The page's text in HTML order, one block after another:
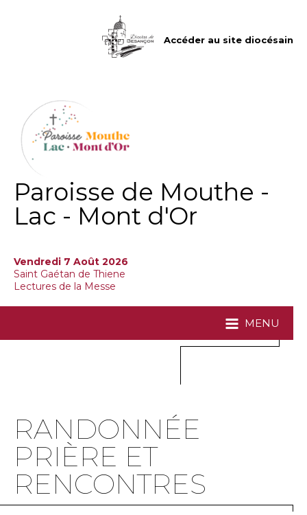
Accéder au site diocésain
Paroisse de Mouthe -
Lac - Mont d'Or
Vendredi 7 Août 2026
Saint Gaétan de Thiene
Lectures de la Messe
MENU
RANDONNÉE
PRIÈRE ET
RENCONTRES